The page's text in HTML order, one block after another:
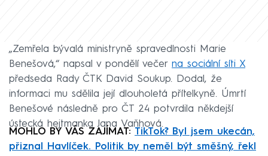
„Zemřela bývalá ministryně spravedlnosti Marie
Benešová,“ napsal v pondělí večer na sociální síti X
předseda Rady ČTK David Soukup. Dodal, že
informaci mu sdělila její dlouholetá přítelkyně. Úmrtí
Benešové následně pro ČT 24 potvrdila někdejší
ústecká hejtmanka Jana Vaňhová.
MOHLO BY VÁS ZAJÍMAT: TikTok? Byl jsem ukecán,
přiznal Havlíček. Politik by neměl být směšný, řekl